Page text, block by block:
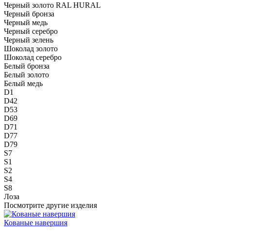
Черный золото RAL HURAL
Черный бронза
Черный медь
Черный серебро
Черный зелень
Шоколад золото
Шоколад серебро
Белый бронза
Белый золото
Белый медь
D1
D42
D53
D69
D71
D77
D79
S7
S1
S2
S4
S8
Лоза
Посмотрите другие изделия
Кованые навершия